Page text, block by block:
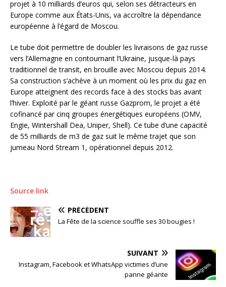
projet à 10 milliards d’euros qui, selon ses détracteurs en
Europe comme aux États-Unis, va accroître la dépendance
européenne à l’égard de Moscou.
Le tube doit permettre de doubler les livraisons de gaz russe
vers l’Allemagne en contournant l’Ukraine, jusque-là pays
traditionnel de transit, en brouille avec Moscou depuis 2014.
Sa construction s’achève à un moment où les prix du gaz en
Europe atteignent des records face à des stocks bas avant
l’hiver. Exploité par le géant russe Gazprom, le projet a été
cofinancé par cinq groupes énergétiques européens (OMV,
Engie, Wintershall Dea, Uniper, Shell). Ce tube d’une capacité
de 55 milliards de m3 de gaz suit le même trajet que son
jumeau Nord Stream 1, opérationnel depuis 2012.
Source link
PRÉCÉDENT
La Fête de la science souffle ses 30 bougies !
SUIVANT
Instagram, Facebook et WhatsApp victimes d’une
panne géante